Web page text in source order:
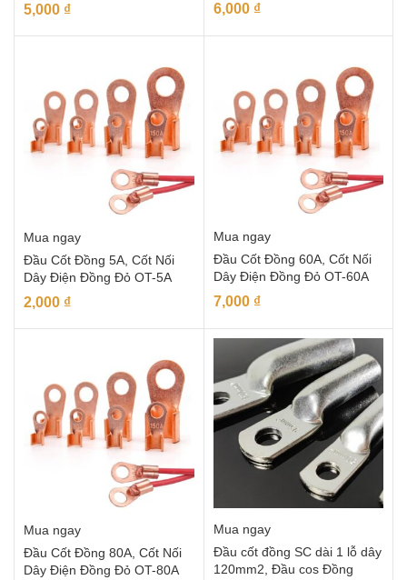
5,000 ₫ 6,000 ₫
Mua ngay
Đầu Cốt Đồng 5A, Cốt Nối
Dây Điện Đồng Đỏ OT-5A
2,000 ₫
Mua ngay
Đầu Cốt Đồng 60A, Cốt Nối
Dây Điện Đồng Đỏ OT-60A
7,000 ₫
Mua ngay
Đầu Cốt Đồng 80A, Cốt Nối
Dây Điện Đồng Đỏ OT-80A
Mua ngay
Đầu cốt đồng SC dài 1 lỗ dây
120mm2, Đầu cos Đồng